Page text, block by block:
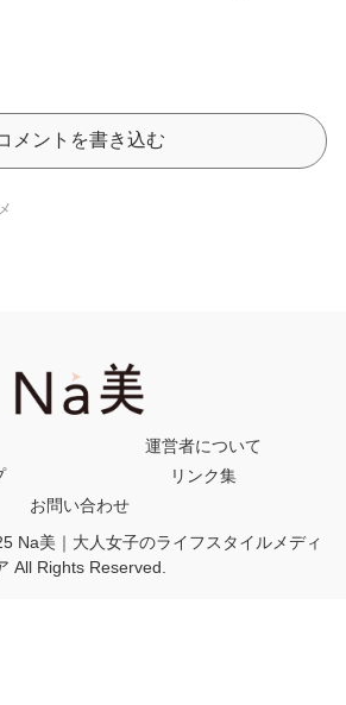
メントを書き込む
運営者について
リンク集
お問い合わせ
Na美｜大人女子のライフスタイルメディ
All Rights Reserved.